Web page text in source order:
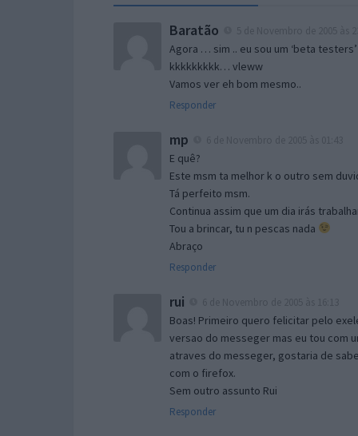
Baratão
Agora … sim .. eu sou um ‘beta testers’
kkkkkkkkk… vleww
Vamos ver eh bom mesmo..
Responder
mp
E quê?
Este msm ta melhor k o outro sem
Tá perfeito msm.
Continua assim que um dia irás
Tou a brincar, tu n pescas nada
Abraço
Responder
rui
Boas! Primeiro quero felicitar pelo
versao do messeger mas eu tou com
atraves do messeger, gostaria de
com o firefox.
Sem outro assunto Rui
Responder